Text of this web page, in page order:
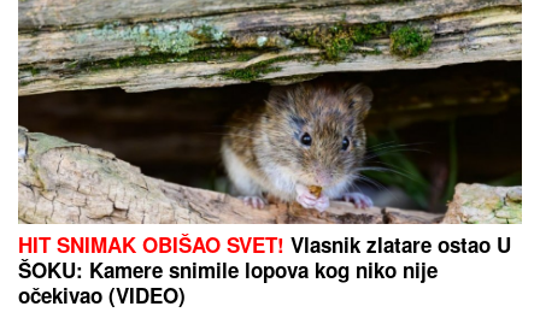
Ovo će razbesneti "delije": Vildoza stigao u Beograd
i prvi put obukao opremu Partizana